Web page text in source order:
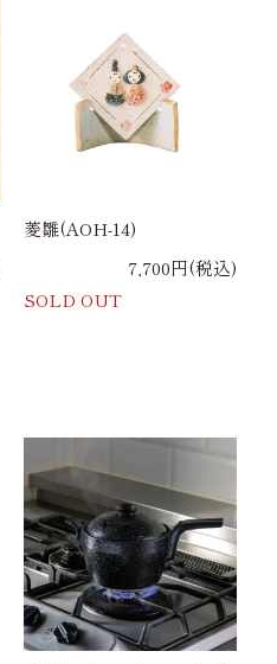
菱雛(AOH-14)
7,700円(税込)
SOLD OUT